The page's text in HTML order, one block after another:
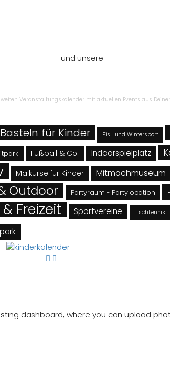
und unsere
Veranstaltungskalender mit aktuellen Events aus
Basteln für Kinder Eis- und Wintersport
Fußball & Co. Indoorspielplatz
Malkurse für Kinder Mitmachmuseum
Outdoor Partyraum - Partylocation
Freizeit Sportvereine Tischtennis
dashboard, where you can upload